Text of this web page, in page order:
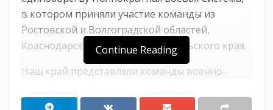
в котором приняли участие команды из
Ростовской и Волгоградской областей,
Краснодарского края и Ставропольского края.
Наш край представляли команды военно-
имени Героя Советского союза В.Ф. Маргелова
Continue Reading